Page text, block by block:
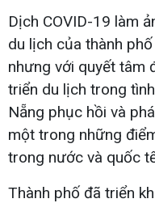
Dịch COVID-19 làm
du lịch của thành
nhưng với quyết tâm
triển du lịch trong
Nẵng phục hồi và
một trong những
trong nước và quốc
Thành phố đã triển